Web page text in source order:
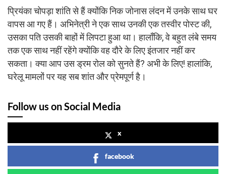
प्रियंका चोपड़ा शांति से हैं क्योंकि निक जोनास लंदन में उनके साथ घर
वापस आ गए हैं। अभिनेत्री ने एक साथ उनकी एक तस्वीर पोस्ट की,
उसका पति उसकी बाहों में लिपटा हुआ था। हालाँकि, वे बहुत लंबे समय
तक एक साथ नहीं रहेंगे क्योंकि वह दौरे के लिए इंतजार नहीं कर
सकता। क्या आप उस ड्रम रोल को सुनते हैं? अभी के लिए! हालांकि,
घरेलू मामलों पर यह सब शांत और प्रेमपूर्ण है।
Follow us on Social Media
x
facebook